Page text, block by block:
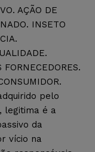
AÇÃO DE
INSETO
pelo
legitima é a
da
vício na